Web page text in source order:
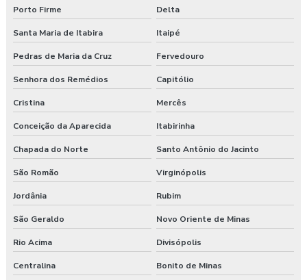
Porto Firme Delta
Santa Maria de Itabira Itaipé
Pedras de Maria da Cruz Fervedouro
Senhora dos Remédios Capitólio
Cristina Mercês
Conceição da Aparecida Itabirinha
Chapada do Norte Santo Antônio do Jacinto
São Romão Virginópolis
Jordânia Rubim
São Geraldo Novo Oriente de Minas
Rio Acima Divisópolis
Centralina Bonito de Minas